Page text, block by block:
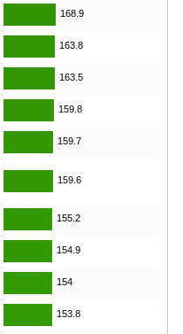
168.9
163.8
163.5
159.8
159.7
159.6
155.2
154.9
154
153.8